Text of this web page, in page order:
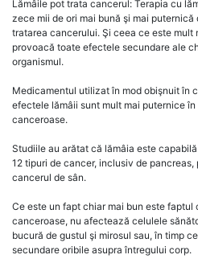
Lămâile pot trata cancerul: Terapia cu
zece mii de ori mai bună şi mai
tratarea cancerului. Şi ceea ce este mult
provoacă toate efectele secundare ale
organismul.
Medicamentul utilizat în mod obişnuit în
efectele lămâii sunt mult mai puternice
canceroase.
Studiile au arătat că lămâia este
12 tipuri de cancer, inclusiv de pancreas,
cancerul de sân.
Ce este un fapt chiar mai bun este
canceroase, nu afectează celulele
bucură de gustul şi mirosul sau, în timp
secundare oribile asupra întregului corp.